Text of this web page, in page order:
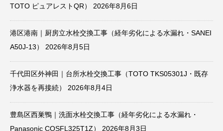
TOTO ピュアレストQR）
2026年8月6日
港区港南｜厨房立水栓交換工事（経年劣化による水漏れ・SANEI
A50J-13）
2026年8月5日
千代田区外神田｜台所水栓交換工事（TOTO TKS05301J・既存
浄水器を再接続）
2026年8月4日
豊島区西巣鴨｜洗面水栓交換工事（経年劣化による水漏れ・
Panasonic CQSFL325T1Z）
2026年8月3日